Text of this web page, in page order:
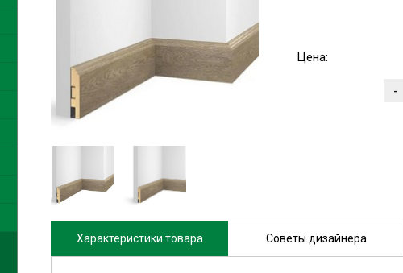
Цена:
Характеристики товара Советы дизайнера